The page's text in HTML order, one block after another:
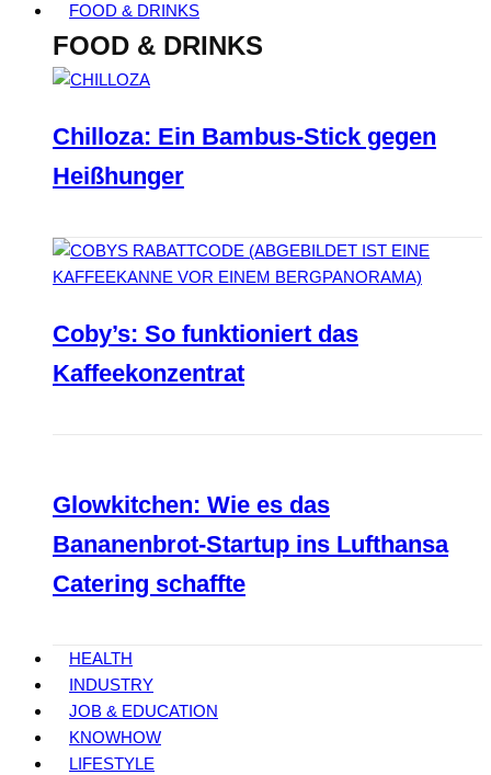
FOOD & DRINKS
FOOD & DRINKS
Chilloza: Ein Bambus-Stick gegen
Heißhunger
Coby’s: So funktioniert das
Kaffeekonzentrat
Glowkitchen: Wie es das
Bananenbrot-Startup ins Lufthansa
Catering schaffte
HEALTH
INDUSTRY
JOB & EDUCATION
KNOWHOW
LIFESTYLE